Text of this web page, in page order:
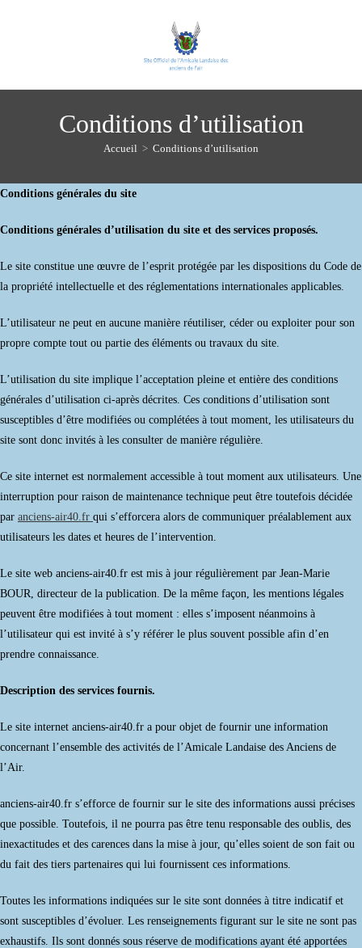
Conditions d’utilisation
Accueil > Conditions d’utilisation
Conditions générales du site
Conditions générales d’utilisation du site et des services proposés.
Le site constitue une œuvre de l’esprit protégée par les dispositions du Code de
la propriété intellectuelle et des réglementations internationales applicables.
L’utilisateur ne peut en aucune manière réutiliser, céder ou exploiter pour son
propre compte tout ou partie des éléments ou travaux du site.
L’utilisation du site implique l’acceptation pleine et entière des conditions
générales d’utilisation ci-après décrites. Ces conditions d’utilisation sont
susceptibles d’être modifiées ou complétées à tout moment, les utilisateurs du
site sont donc invités à les consulter de manière régulière.
Ce site internet est normalement accessible à tout moment aux utilisateurs. Une
interruption pour raison de maintenance technique peut être toutefois décidée
par anciens-air40.fr qui s’efforcera alors de communiquer préalablement aux
utilisateurs les dates et heures de l’intervention.
Le site web anciens-air40.fr est mis à jour régulièrement par Jean-Marie
BOUR, directeur de la publication. De la même façon, les mentions légales
peuvent être modifiées à tout moment : elles s’imposent néanmoins à
l’utilisateur qui est invité à s’y référer le plus souvent possible afin d’en
prendre connaissance.
Description des services fournis.
Le site internet anciens-air40.fr a pour objet de fournir une information
concernant l’ensemble des activités de l’Amicale Landaise des Anciens de
l’Air.
anciens-air40.fr s’efforce de fournir sur le site des informations aussi précises
que possible. Toutefois, il ne pourra pas être tenu responsable des oublis, des
inexactitudes et des carences dans la mise à jour, qu’elles soient de son fait ou
du fait des tiers partenaires qui lui fournissent ces informations.
Toutes les informations indiquées sur le site sont données à titre indicatif et
sont susceptibles d’évoluer. Les renseignements figurant sur le site ne sont pas
exhaustifs. Ils sont donnés sous réserve de modifications ayant été apportées